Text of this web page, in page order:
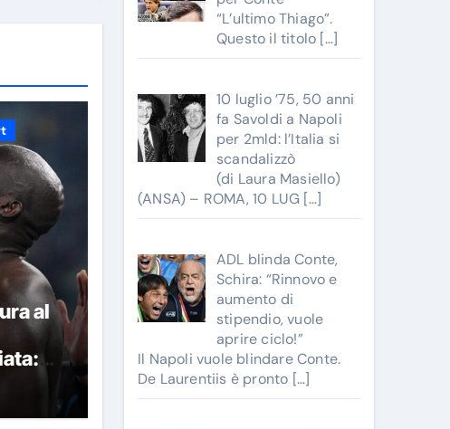
al
al
“L’ultimo Thiago”.
Questo il titolo […]
10 luglio ’75, 50 anni
fa Savoldi a Napoli
per 2mld: l’Italia si
scandalizzò
(di Laura Masiello)
(ANSA) – ROMA, 10 LUG […]
ADL blinda Conte,
Schira: “Rinnovo e
aumento di
stipendio, vuole
aprire ciclo!”
Il Napoli vuole blindare Conte.
De Laurentiis è pronto […]